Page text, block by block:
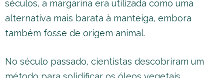
séculos, a margarina era utilizada como uma
alternativa mais barata à manteiga, embora
também fosse de origem animal.
No século passado, cientistas descobriram um